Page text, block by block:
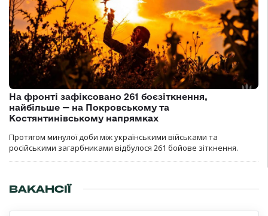
На фронті зафіксовано 261 боєзіткнення,
найбільше — на Покровському та
Костянтинівському напрямках
Протягом минулої доби між українськими військами та
російськими загарбниками відбулося 261 бойове зіткнення.
ВАКАНСІЇ